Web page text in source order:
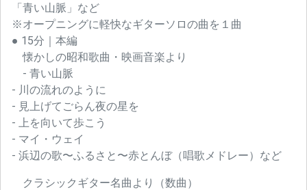
「青い山脈」など
※オープニングに軽快なギターソロの曲を１曲
● 15分｜本編
懐かしの昭和歌曲・映画音楽より
- 青い山脈
- 川の流れのように
- 見上げてごらん夜の星を
- 上を向いて歩こう
- マイ・ウェイ
- 浜辺の歌〜ふるさと〜赤とんぼ（唱歌メドレー）など
クラシックギター名曲より（数曲）